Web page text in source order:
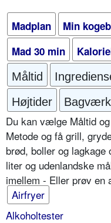
Madplan Min
Mad 30 min
Måltid
Højtider
Bagværk
Du kan vælge Måltid
Metode og få grill,
brød, boller og
liter og udenlandske
imellem - Eller prøv en
Airfryer
Alkoholtester